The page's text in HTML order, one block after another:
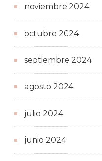
noviembre 2024
octubre 2024
septiembre 2024
agosto 2024
julio 2024
junio 2024